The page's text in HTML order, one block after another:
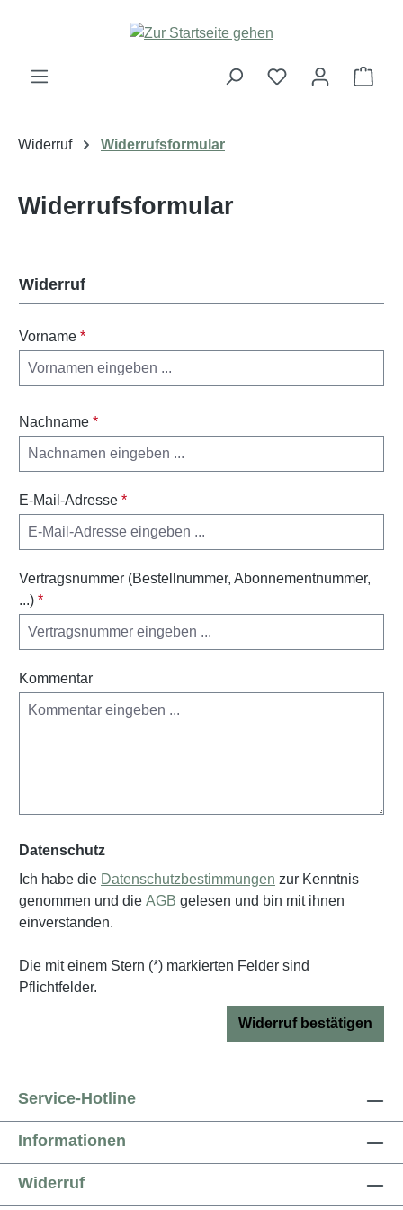
Zum Hauptinhalt springen
Widerruf Widerrufsformular
Widerrufsformular
Widerruf
Vorname *
Nachname *
E-Mail-Adresse *
Vertragsnummer (Bestellnummer, Abonnementnummer,
...) *
Kommentar
Datenschutz
Ich habe die Datenschutzbestimmungen zur Kenntnis
genommen und die AGB gelesen und bin mit ihnen
einverstanden.
Die mit einem Stern (*) markierten Felder sind
Pflichtfelder.
Widerruf bestätigen
Service-Hotline
Informationen
Widerruf